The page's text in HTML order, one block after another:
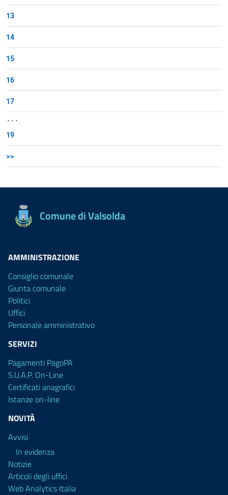
13
14
15
16
17
...
19
>>
Comune di Valsolda
AMMINISTRAZIONE
Consiglio comunale
Giunta comunale
Politici
Uffici
Personale amministrativo
SERVIZI
Pagamenti PagoPA
S.U.A.P. On-Line
Certificati anagrafici
Istanze on-line
NOVITÀ
Avvisi
In evidenza
Notizie
Articoli degli uffici
Web Analytics Italia